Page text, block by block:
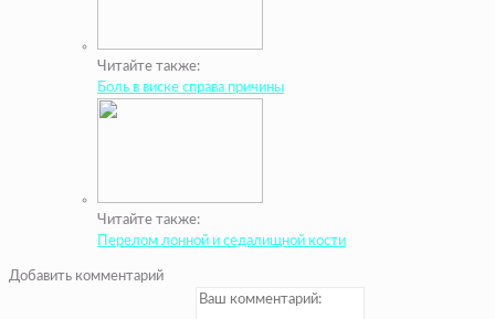
Читайте также:
Боль в виске справа причины
Читайте также:
Перелом лонной и седалищной кости
Добавить комментарий